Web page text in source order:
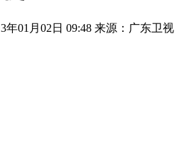
年01月02日 09:48 来源：广东卫视